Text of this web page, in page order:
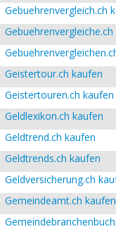
Gebuehrenvergleich.ch
Geistertour.ch kaufen
Geistertouren.ch kaufen
Geldlexikon.ch kaufen
Geldtrend.ch kaufen
Geldtrends.ch kaufen
Geldversicherung.ch
Gemeindeamt.ch kaufen